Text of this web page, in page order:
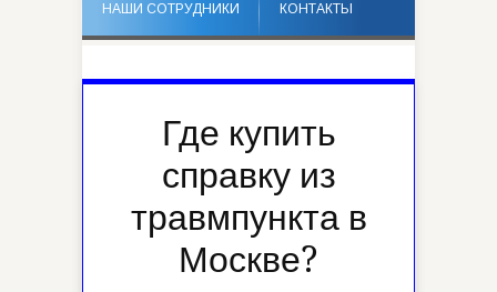
НАШИ СОТРУДНИКИ КОНТАКТЫ
Где купить
справку из
травмпункта в
Москве?